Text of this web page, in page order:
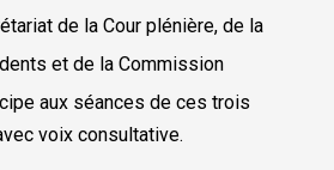
de la Cour plénière, de la
et de la Commission
aux séances de ces trois
voix consultative.